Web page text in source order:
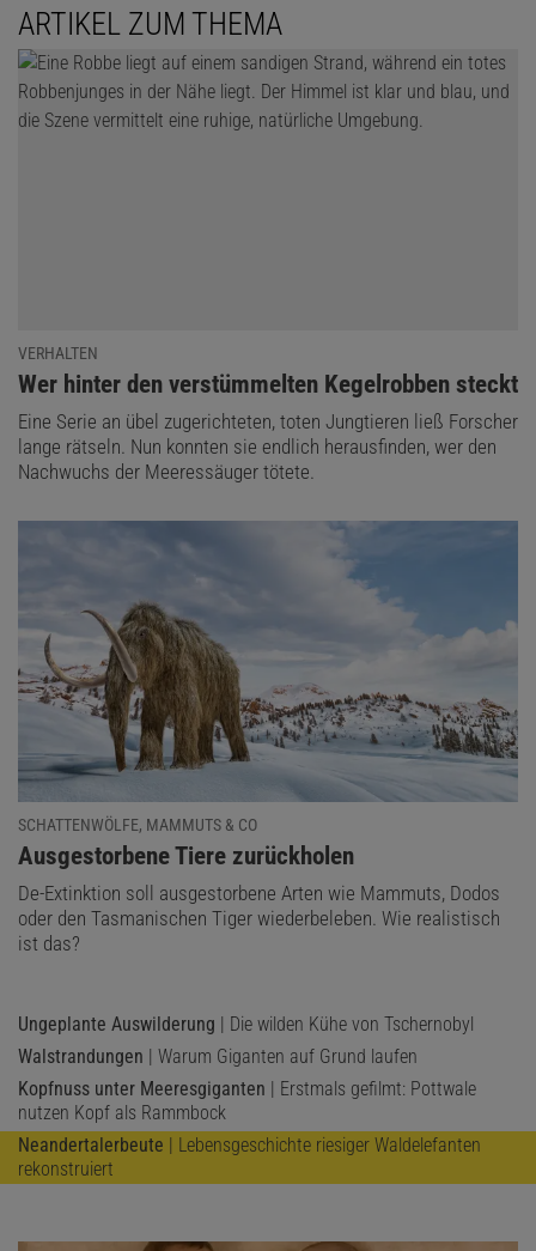
ARTIKEL ZUM THEMA
VERHALTEN
:
Wer hinter den verstümmelten Kegelrobben steckt
Eine Serie an übel zugerichteten, toten Jungtieren ließ Forscher
lange rätseln. Nun konnten sie endlich herausfinden, wer den
Nachwuchs der Meeressäuger tötete.
SCHATTENWÖLFE, MAMMUTS & CO
:
Ausgestorbene Tiere zurückholen
De-Extinktion soll ausgestorbene Arten wie Mammuts, Dodos
oder den Tasmanischen Tiger wiederbeleben. Wie realistisch
ist das?
Ungeplante Auswilderung | Die wilden Kühe von Tschernobyl
Walstrandungen | Warum Giganten auf Grund laufen
Kopfnuss unter Meeresgiganten | Erstmals gefilmt: Pottwale
nutzen Kopf als Rammbock
Neandertalerbeute | Lebensgeschichte riesiger Waldelefanten
rekonstruiert